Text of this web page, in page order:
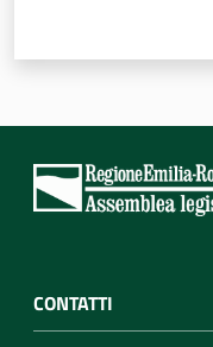
Per i cittadini
CONTATTI